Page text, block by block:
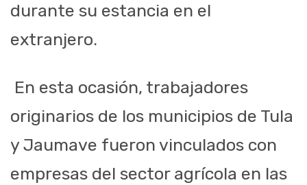
durante su estancia en el
extranjero.
En esta ocasión, trabajadores
originarios de los municipios de Tula
y Jaumave fueron vinculados con
empresas del sector agrícola en las